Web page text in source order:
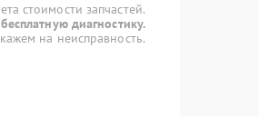
стоимости запчастей.
диагностику.
на неисправность.